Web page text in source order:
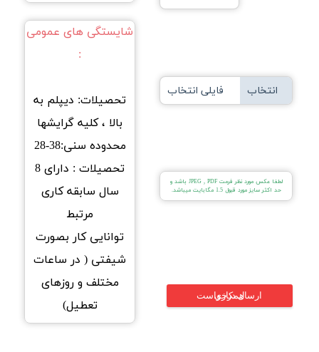
انتخاب فایلی انتخاب
لطفا عکس مورد نظر فرمت JPEG , PDF باشد و
حد اکثر سایز مورد قبول 1.5 مگابایت میباشد.
ارسال درخواست همکاری
شایستگی های عمومی
:
تحصیلات: دیپلم به
بالا ، کلیه گرایشها
محدوده سنی:38-28
تحصیلات : دارای 8
سال سابقه کاری
مرتبط
توانایی کار بصورت
شیفتی ( در ساعات
مختلف و روزهای
تعطیل)